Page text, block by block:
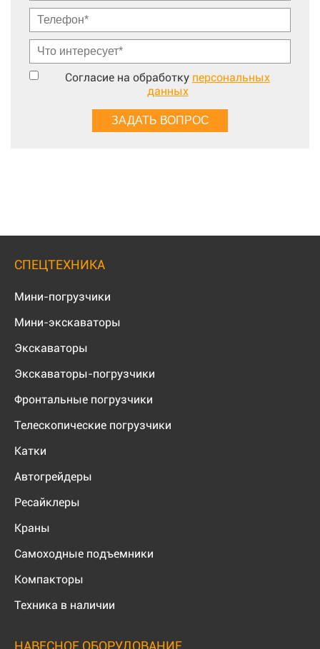
Согласие на обработку персональных
данных
СПЕЦТЕХНИКА
Мини-погрузчики
Мини-экскаваторы
Экскаваторы
Экскаваторы-погрузчики
Фронтальные погрузчики
Телескопические погрузчики
Катки
Автогрейдеры
Ресайклеры
Краны
Самоходные подъемники
Компакторы
Техника в наличии
НАВЕСНОЕ ОБОРУДОВАНИЕ